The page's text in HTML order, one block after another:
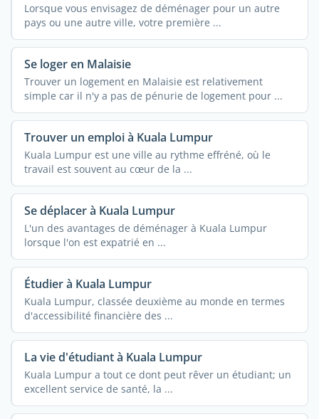
Lorsque vous envisagez de déménager pour un autre
pays ou une autre ville, votre première ...
Se loger en Malaisie
Trouver un logement en Malaisie est relativement
simple car il n'y a pas de pénurie de logement pour ...
Trouver un emploi à Kuala Lumpur
Kuala Lumpur est une ville au rythme effréné, où le
travail est souvent au cœur de la ...
Se déplacer à Kuala Lumpur
L'un des avantages de déménager à Kuala Lumpur
lorsque l'on est expatrié en ...
Étudier à Kuala Lumpur
Kuala Lumpur, classée deuxième au monde en termes
d'accessibilité financière des ...
La vie d'étudiant à Kuala Lumpur
Kuala Lumpur a tout ce dont peut rêver un étudiant; un
excellent service de santé, la ...